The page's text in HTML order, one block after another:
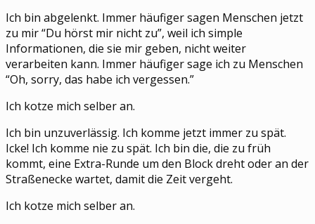
Ich bin abgelenkt. Immer häufiger sagen Menschen jetzt
zu mir “Du hörst mir nicht zu”, weil ich simple
Informationen, die sie mir geben, nicht weiter
verarbeiten kann. Immer häufiger sage ich zu Menschen
“Oh, sorry, das habe ich vergessen.”
Ich kotze mich selber an.
Ich bin unzuverlässig. Ich komme jetzt immer zu spät.
Icke! Ich komme nie zu spät. Ich bin die, die zu früh
kommt, eine Extra-Runde um den Block dreht oder an der
Straßenecke wartet, damit die Zeit vergeht.
Ich kotze mich selber an.